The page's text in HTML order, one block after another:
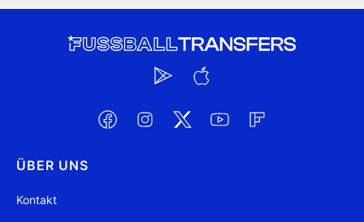
ÜBER UNS
Kontakt